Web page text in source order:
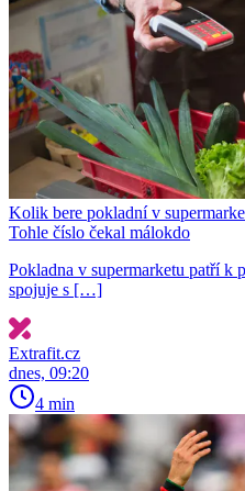
Kolik bere pokladní v
Tohle číslo čekal málokdo
Pokladna v supermarketu patří k
spojuje s […]
Extrafit.cz
dnes, 09:20
4 min